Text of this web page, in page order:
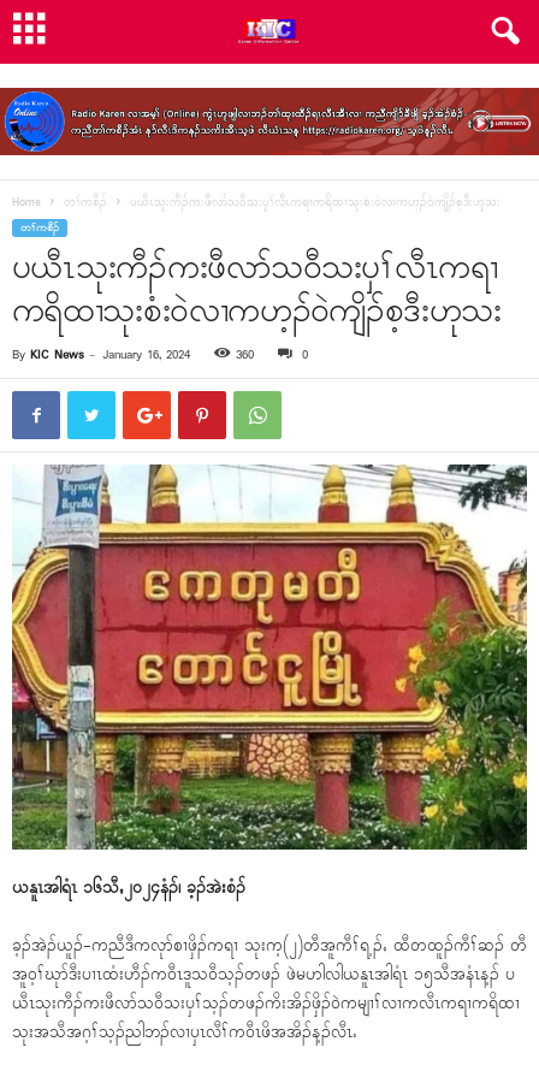
Home တၢ်ကစီၣ် ပယီၤသုးကီၣ်ကးဖီလာ်သ၀ီသးၦၢ်လီၤကရၢကရိထၢသုးစံး၀ဲလၢကဟ့ၣ်၀ဲကျိၣ်စ့ဒီးဟုသး
တၢ်ကစီၣ်
ပယီၤသုးကီၣ်ကးဖီလာ်သ၀ီသးၦၢ်လီၤကရၢ
ကရိထၢသုးစံး၀ဲလၢကဟ့ၣ်၀ဲကျိၣ်စ့ဒီးဟုသး
By KIC News - January 16, 2024 360 0
ယနူၤအါရံၤ ၁၆သီႇ၂၀၂၄နံၣ်၊ ခ့ၣ်အဲးစံၣ်
ခ့ၣ်အဲၣ်ယူၣ်-ကညီဒီကလုာ်စၢဖှိၣ်ကရၢ သုးက့(၂)တီအူကီၢ်ရ့ၣ်ႇ ထီတထူၣ်ကီၢ်ဆၣ် တီ
အူ၀့ၢ်ဃုာ်ဒီးပၢၤထံးဟီၣ်က၀ီၤဒူသ၀ီသ့ၣ်တဖၣ် ဖဲမဟါလါယနူၤအါရံၤ ၁၅သီအနံၤန့ၣ် ပ
ယီၤသုးကီၣ်ကးဖီလာ်သ၀ီသးၦၢ်သ့ၣ်တဖၣ်ကိးအိၣ်ဖှိၣ်၀ဲကမျၢၢ်လၢကလီၤကရၢကရိထၢ
သုးအသီအဂ့ၢ်သ့ၣ်ညါဘၣ်လၢၦၤလီၢ်က၀ီၤဖိအအိၣ်န့ၣ်လီၤႉ